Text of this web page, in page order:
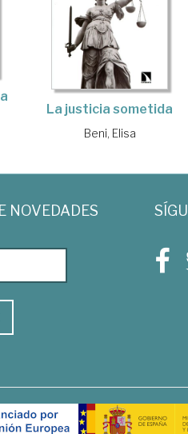
La justicia sometida
Beni, Elisa
NOVEDADES